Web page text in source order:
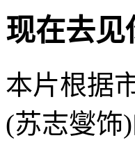
现在去见
本片根据
(苏志燮饰